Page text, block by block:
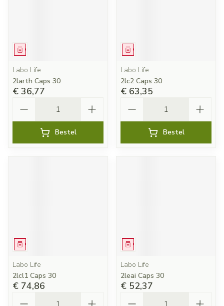
Geneesmiddel
Labo Life
2larth Caps 30
€ 36,77
Bestel
Geneesmiddel
Labo Life
2lc2 Caps 30
€ 63,35
Bestel
Geneesmiddel
Labo Life
2lcl1 Caps 30
€ 74,86
Geneesmiddel
Labo Life
2leai Caps 30
€ 52,37